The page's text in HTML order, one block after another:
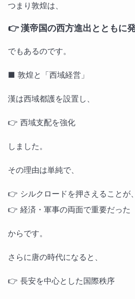
つまり敦煌は、
👉漢帝国の西方進出とともに
でもあるのです。
■ 敦煌と「西域経営」
漢は西域都護を設置し、
👉 西域支配を強化
しました。
その理由は単純で、
👉 シルクロードを押さえることが、
👉 経済・軍事の両面で重要だった
からです。
さらに唐の時代になると、
👉 長安を中心とした国際秩序